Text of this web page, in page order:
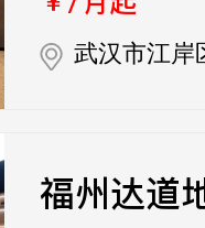
武汉市江岸
福州达道